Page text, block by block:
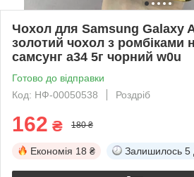
Чохол для Samsung Galaxy
золотий чохол з ромбіками
самсунг а34 5г чорний w0u
Готово до відправки
Код: НФ-00050538
Роздріб
162 ₴ 180 ₴
Економія 18 ₴ Залишилось 5